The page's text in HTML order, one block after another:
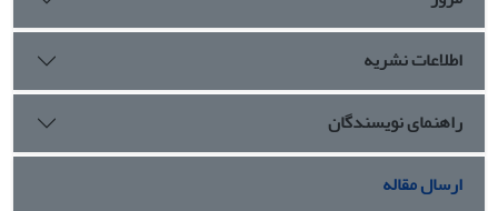
اطلاعات نشریه
راهنمای نویسندگان
ارسال مقاله